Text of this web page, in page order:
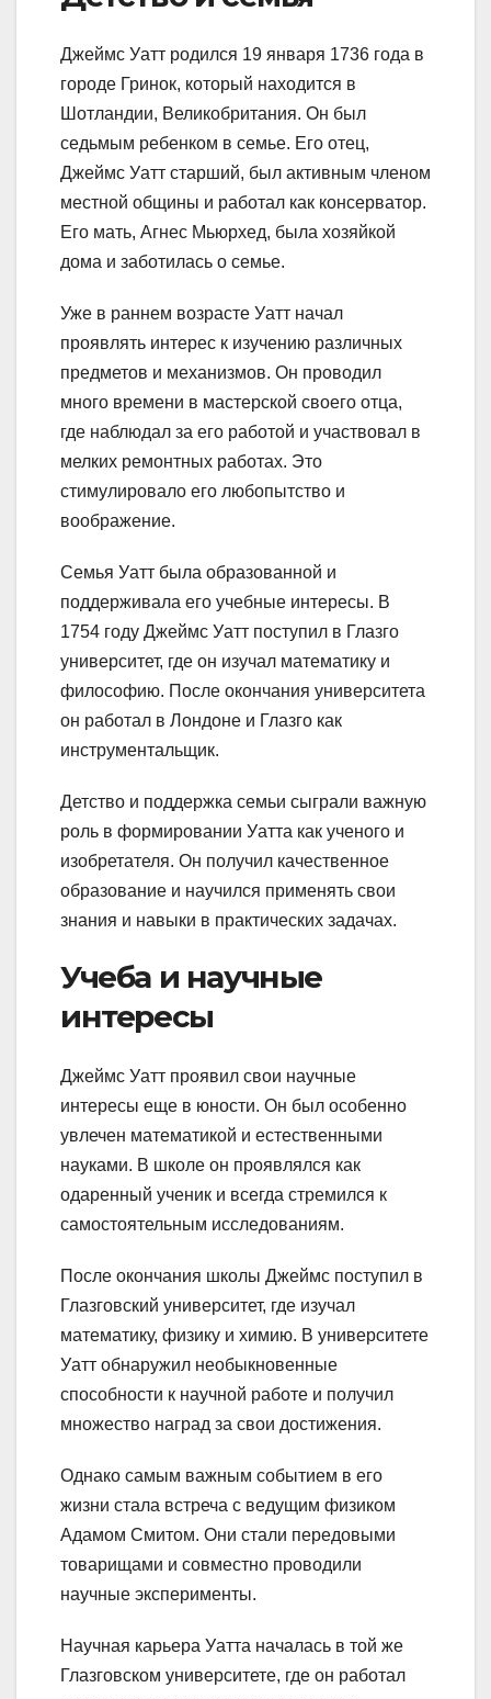
Джеймс Уатт родился 19 января 1736 года в
городе Гринок, который находится в
Шотландии, Великобритания. Он был
седьмым ребенком в семье. Его отец,
Джеймс Уатт старший, был активным членом
местной общины и работал как консерватор.
Его мать, Агнес Мьюрхед, была хозяйкой
дома и заботилась о семье.
Уже в раннем возрасте Уатт начал
проявлять интерес к изучению различных
предметов и механизмов. Он проводил
много времени в мастерской своего отца,
где наблюдал за его работой и участвовал в
мелких ремонтных работах. Это
стимулировало его любопытство и
воображение.
Семья Уатт была образованной и
поддерживала его учебные интересы. В
1754 году Джеймс Уатт поступил в Глазго
университет, где он изучал математику и
философию. После окончания университета
он работал в Лондоне и Глазго как
инструментальщик.
Детство и поддержка семьи сыграли важную
роль в формировании Уатта как ученого и
изобретателя. Он получил качественное
образование и научился применять свои
знания и навыки в практических задачах.
Учеба и научные
интересы
Джеймс Уатт проявил свои научные
интересы еще в юности. Он был особенно
увлечен математикой и естественными
науками. В школе он проявлялся как
одаренный ученик и всегда стремился к
самостоятельным исследованиям.
После окончания школы Джеймс поступил в
Глазговский университет, где изучал
математику, физику и химию. В университете
Уатт обнаружил необыкновенные
способности к научной работе и получил
множество наград за свои достижения.
Однако самым важным событием в его
жизни стала встреча с ведущим физиком
Адамом Смитом. Они стали передовыми
товарищами и совместно проводили
научные эксперименты.
Научная карьера Уатта началась в той же
Глазговском университете, где он работал